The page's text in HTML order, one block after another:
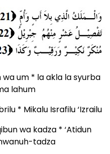
um * la akla la syurba
lahum
* Mikalu Israfilu ‘Izrailu
wa kadza * ‘Atidun
tadza